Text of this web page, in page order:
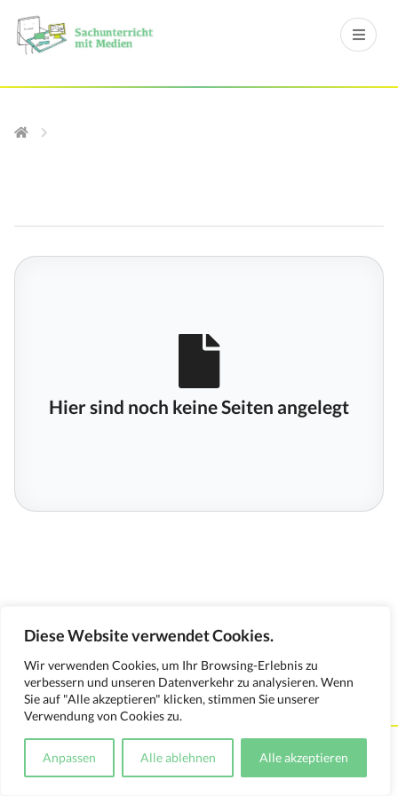
Diese Website verwendet Cookies.
Wir verwenden Cookies, um Ihr Browsing-Erlebnis zu
verbessern und unseren Datenverkehr zu analysieren. Wenn
Sie auf "Alle akzeptieren" klicken, stimmen Sie unserer
Verwendung von Cookies zu.
Anpassen Alle ablehnen Alle akzeptieren
Hier sind noch keine Seiten angelegt
Kontakt Impressum Datenschutzerklärung
Medienverwendungsnachweis